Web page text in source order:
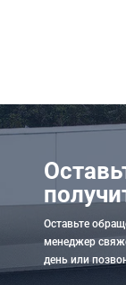
Оставьте
менеджер
день или